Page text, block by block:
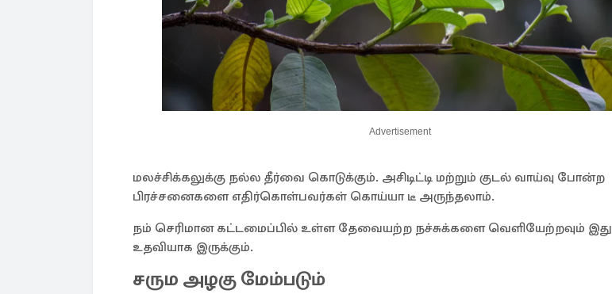
Advertisement
மலச்சிக்கலுக்கு நல்ல தீர்வை கொடுக்கும். அசிடிட்டி மற்றும் குடல் வாய்வு போன்ற
பிரச்சனைகளை எதிர்கொள்பவர்கள் கொய்யா டீ அருந்தலாம்.
நம் செரிமான கட்டமைப்பில் உள்ள தேவையற்ற நச்சுக்களை வெளியேற்றவும் இது
உதவியாக இருக்கும்.
சரும அழகு மேம்படும்